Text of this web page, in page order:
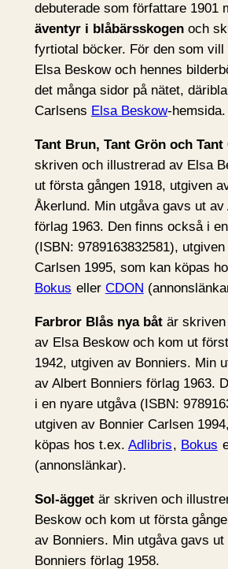
debuterade som författare 1901
äventyr i blåbärsskogenoch
fyrtiotal böcker. För den som vill
Elsa Beskow och hennes
det många sidor på nätet,
Carlsens Elsa Beskow-hemsida.
Tant Brun, Tant Grön och Tant
skriven och illustrerad av Elsa
ut första gången 1918, utgiven
Åkerlund. Min utgåva gavs ut av
förlag 1963. Den finns också i
(ISBN: 9789163832581),
Carlsen 1995, som kan köpas
Bokus eller CDON
Farbror Blås nya båtär skriven
av Elsa Beskow och kom ut
1942, utgiven av Bonniers. Min
av Albert Bonniers förlag 1963.
i en nyare utgåva (ISBN:
utgiven av Bonnier Carlsen
köpas hos t.ex. Adlibris, Bokus
(annonslänkar).
Sol-äggetär skriven och
Beskow och kom ut första
av Bonniers. Min utgåva gavs ut
Bonniers förlag 1958.